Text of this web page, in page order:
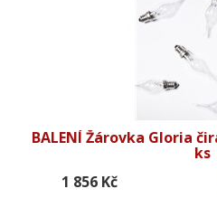
BALENÍ Žárovka Gloria
ks
1 856 Kč